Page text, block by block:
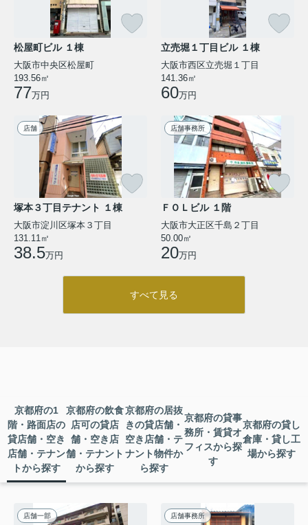
松屋町ビル １棟
大阪市中央区松屋町
193.56㎡
77万円
立売堀１丁目ビル １棟
大阪市西区立売堀１丁目
141.36㎡
60万円
店舗
塚本３丁目テナント １棟
大阪市淀川区塚本３丁目
131.11㎡
38.5万円
店舗事務所
ＦＯＬビル １階
大阪市大正区千島２丁目
50.00㎡
20万円
すべて見る
京都府の1
階・路面店の
貸店舗・空き
店舗・テナン
トから探す
京都府の飲食
店可の貸店
舗・空き店
舗・テナント
から探す
京都府の居抜
きの貸店舗・
空き店舗・テ
ナント物件か
ら探す
京都府の貸事
務所・賃貸オ
フィスから探
す
京都府の貸し
倉庫・貸し工
場から探す
店舗一部 店舗事務所